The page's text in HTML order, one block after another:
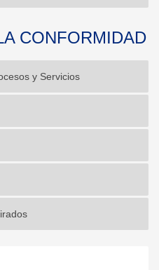
CONFORMIDAD
y Servicios